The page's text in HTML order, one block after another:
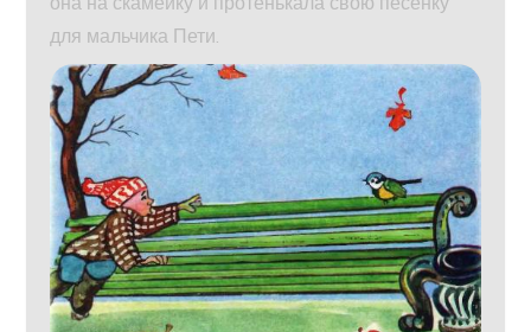
для мальчика Пети.